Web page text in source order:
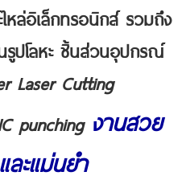
ล่อิเล็กทรอนิกส์ รวมถึง
รูปโลหะ ชิ้นส่วนอุปกรณ์
Laser Cutting
punching งานสวย
ละแม่นยำ